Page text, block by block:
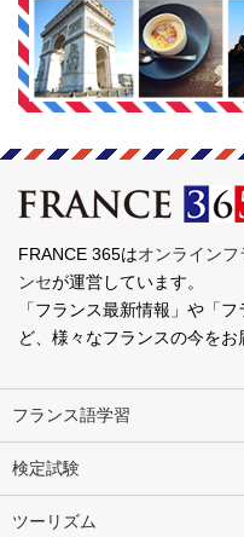
FRANCE 365はオンライン
ンセが運営しています。
「フランス最新情報」や「
ど、様々なフランスの今をお
フランス語学習
検定試験
ツーリズム